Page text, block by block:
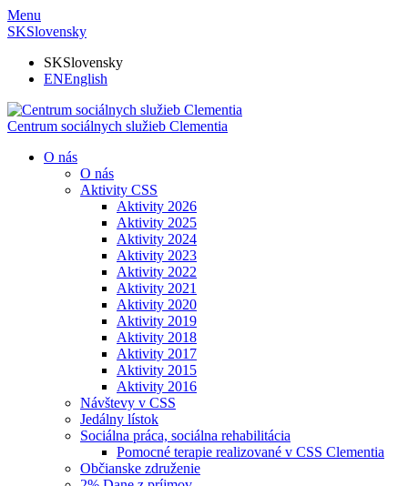
Menu
SKSlovensky
SKSlovensky
ENEnglish
Centrum sociálnych služieb Clementia
O nás
O nás
Aktivity CSS
Aktivity 2026
Aktivity 2025
Aktivity 2024
Aktivity 2023
Aktivity 2022
Aktivity 2021
Aktivity 2020
Aktivity 2019
Aktivity 2018
Aktivity 2017
Aktivity 2015
Aktivity 2016
Návštevy v CSS
Jedálny lístok
Sociálna práca, sociálna rehabilitácia
Pomocné terapie realizované v CSS Clementia
Občianske združenie